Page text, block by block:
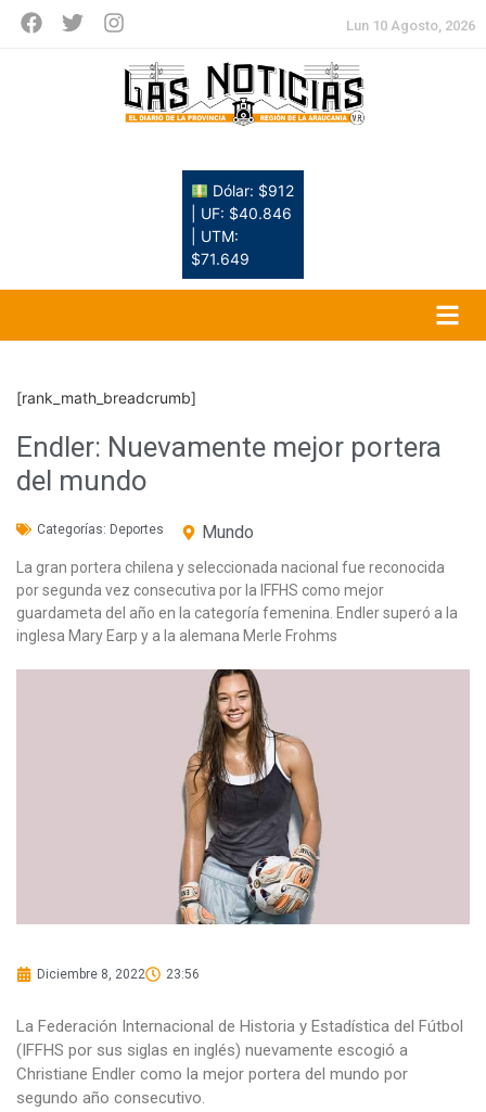
Lun 10 Agosto, 2026
Dólar: $912
| UF: $40.846
| UTM:
$71.649
[rank_math_breadcrumb]
Endler: Nuevamente mejor portera
del mundo
Categorías: Deportes Mundo
La gran portera chilena y seleccionada nacional fue reconocida
por segunda vez consecutiva por la IFFHS como mejor
guardameta del año en la categoría femenina. Endler superó a la
inglesa Mary Earp y a la alemana Merle Frohms
Diciembre 8, 2022 23:56
La Federación Internacional de Historia y Estadística del Fútbol
(IFFHS por sus siglas en inglés) nuevamente escogió a
Christiane Endler como la mejor portera del mundo por
segundo año consecutivo.